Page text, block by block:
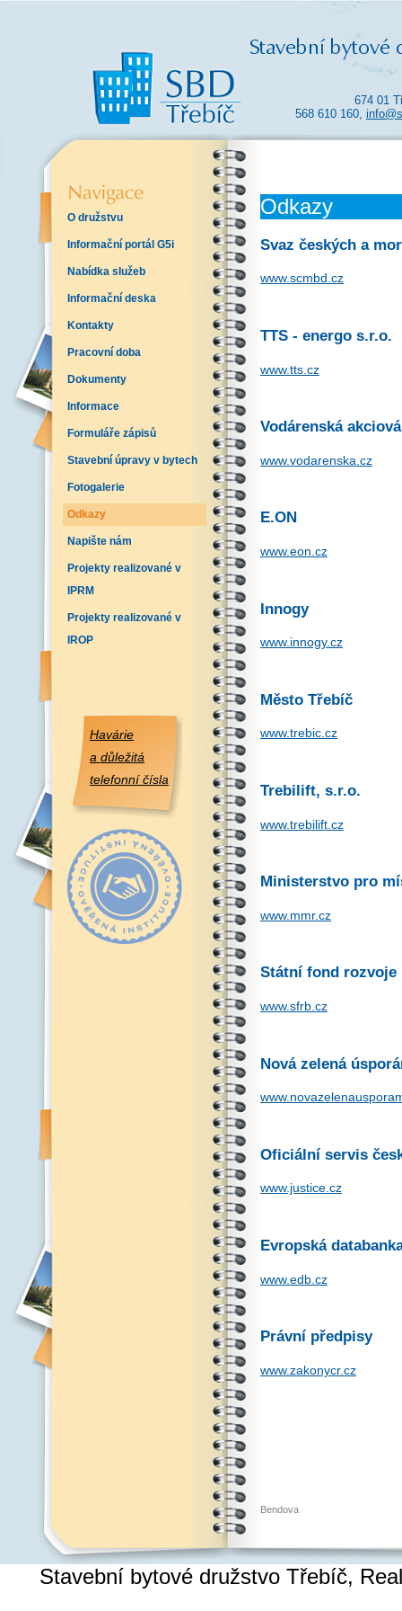
674 01
568 610 160,
O družstvu
Informační portál G5i
Nabídka služeb
Informační deska
Kontakty
Pracovní doba
Dokumenty
Informace
Formuláře zápisů
Stavební úpravy v bytech
Fotogalerie
Odkazy
Napište nám
Projekty realizované v
IPRM
Projekty realizované v
IROP
Havárie
a důležitá
telefonní čísla
Odkazy
Svaz českých a
www.scmbd.cz
TTS - energo s.r.o.
www.tts.cz
Vodárenská
www.vodarenska.cz
E.ON
www.eon.cz
Innogy
www.innogy.cz
Město Třebíč
www.trebic.cz
Trebilift, s.r.o.
www.trebilift.cz
Ministerstvo pro
www.mmr.cz
Státní fond rozvoje
www.sfrb.cz
Nová zelená
Oficiální servis
www.justice.cz
Evropská
www.edb.cz
Právní předpisy
www.zakonycr.cz
Bendova
Stavební bytové družstvo Třebíč,